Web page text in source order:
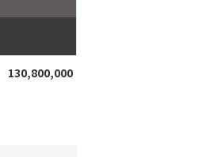
130,800,000